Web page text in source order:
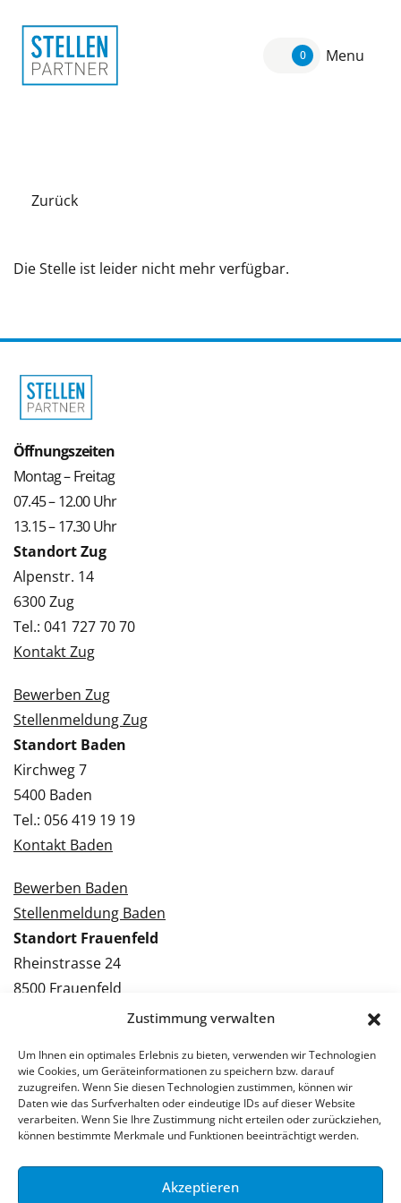
Zustimmung verwalten
Um Ihnen ein optimales Erlebnis zu bieten, verwenden wir Technologien
wie Cookies, um Geräteinformationen zu speichern bzw. darauf
zuzugreifen. Wenn Sie diesen Technologien zustimmen, können wir
Daten wie das Surfverhalten oder eindeutige IDs auf dieser Website
verarbeiten. Wenn Sie Ihre Zustimmung nicht erteilen oder zurückziehen,
können bestimmte Merkmale und Funktionen beeinträchtigt werden.
Akzeptieren
0 Menu
Zurück
Die Stelle ist leider nicht mehr verfügbar.
Öffnungszeiten
Montag – Freitag
07.45 – 12.00 Uhr
13.15 – 17.30 Uhr
Standort Zug
Alpenstr. 14
6300 Zug
Tel.: 041 727 70 70
Kontakt Zug
Bewerben Zug
Stellenmeldung Zug
Standort Baden
Kirchweg 7
5400 Baden
Tel.: 056 419 19 19
Kontakt Baden
Bewerben Baden
Stellenmeldung Baden
Standort Frauenfeld
Rheinstrasse 24
8500 Frauenfeld
Tel.: 052 224 09 09
Bewerben Frauenfeld
Stellenmeldung Frauenfeld
© 2026 Stellenpartner AG